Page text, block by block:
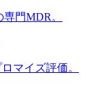
門MDR。
マイズ評価。